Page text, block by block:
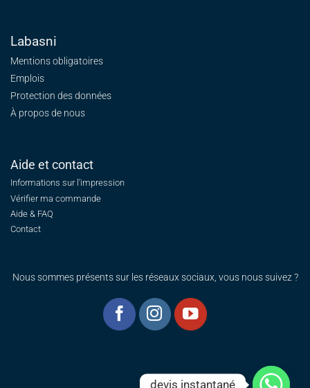
Labasni
Mentions obligatoires
Emplois
Protection des données
À propos de nous
Aide et contact
Informations sur l'impression
Vérifier ma commande
Aide & FAQ
Contact
Nous sommes présents sur les réseaux sociaux, vous nous suivez ?
devis instantané